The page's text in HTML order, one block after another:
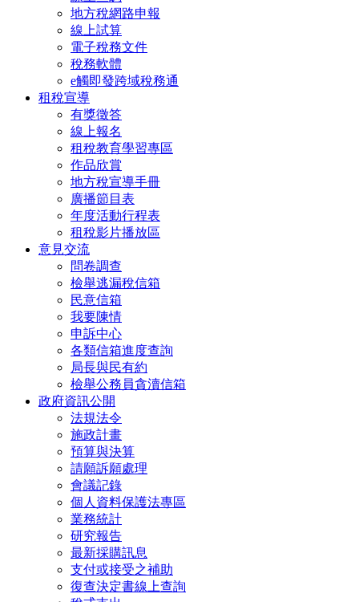
地方稅網路申報
線上試算
電子稅務文件
稅務軟體
e觸即發跨域稅務通
租稅宣導
有獎徵答
線上報名
租稅教育學習專區
作品欣賞
地方稅宣導手冊
廣播節目表
年度活動行程表
租稅影片播放區
意見交流
問卷調查
檢舉逃漏稅信箱
民意信箱
我要陳情
申訴中心
各類信箱進度查詢
局長與民有約
檢舉公務員貪瀆信箱
政府資訊公開
法規法令
施政計畫
預算與決算
請願訴願處理
會議記錄
個人資料保護法專區
業務統計
研究報告
最新採購訊息
支付或接受之補助
復查決定書線上查詢